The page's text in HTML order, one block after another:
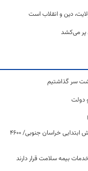
دین و انقلاب است
پر می‌کشد
سر گذاشتیم
دولت
تقدیر مقام عالی وزارت از عملکرد جهادی معاونت آموزش ابتدایی خراسان جنوبی/ ۴۶۰۰